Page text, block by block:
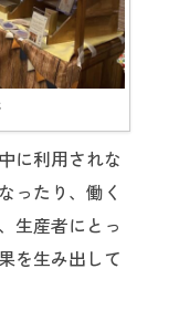
に利用されな
ったり、働く
生産者にとっ
を生み出して